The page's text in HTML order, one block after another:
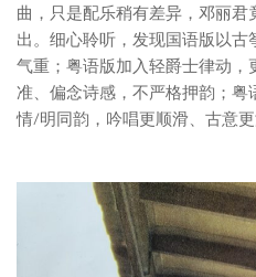
曲，只是配乐稍有差异，邓丽
出。细心聆听，发现国语版以
气重；粤语版加入轻爵士律动
准、偏念诗感，不严格押韵；
情/明同韵，吟唱更顺滑、古意更